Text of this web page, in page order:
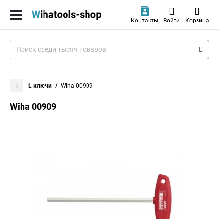
Контакты Войти Корзина
L ключи Wiha 00909
Wiha 00909